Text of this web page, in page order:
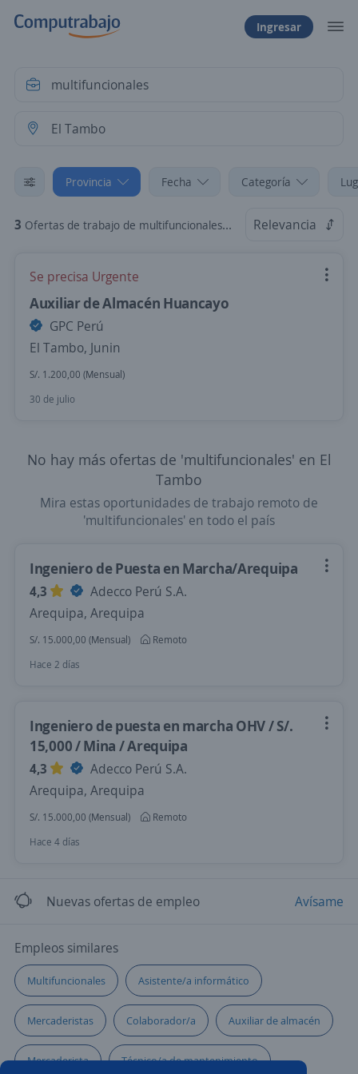
Ingresar
Provincia Fecha Categoría
3 Ofertas de trabajo de multifuncionales en El Tambo, Junin Relevancia
Se precisa Urgente
Auxiliar de Almacén Huancayo
GPC Perú
El Tambo, Junin
S/. 1.200,00 (Mensual)
30 de julio
No hay más ofertas de 'multifuncionales' en El
Tambo
Mira estas oportunidades de trabajo remoto de
'multifuncionales' en todo el país
Ingeniero de Puesta en Marcha/Arequipa
4,3
Adecco Perú S.A.
Arequipa, Arequipa
S/. 15.000,00 (Mensual)
Remoto
Hace 2 días
Ingeniero de puesta en marcha OHV / S/.
15,000 / Mina / Arequipa
4,3
Adecco Perú S.A.
Arequipa, Arequipa
S/. 15.000,00 (Mensual)
Remoto
Hace 4 días
Nuevas ofertas de empleo Avísame
Empleos similares
Multifuncionales Asistente/a informático
Mercaderistas Colaborador/a Auxiliar de almacén
Mercaderista Técnico/a de mantenimiento